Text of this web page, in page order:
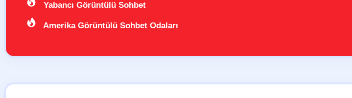
Yabancı Görüntülü Sohbet
Amerika Görüntülü Sohbet Odaları